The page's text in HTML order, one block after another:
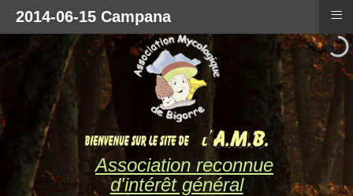
Association reconnue
d'intérêt général
2014-06-15 Campana ≡